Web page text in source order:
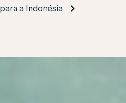
para a Indonésia